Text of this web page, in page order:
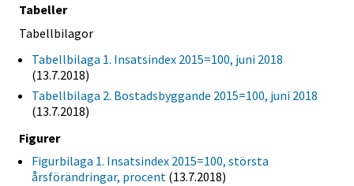
Tabeller
Tabellbilagor
Tabellbilaga 1. Insatsindex 2015=100, juni 2018
(13.7.2018)
Tabellbilaga 2. Bostadsbyggande 2015=100, juni 2018
(13.7.2018)
Figurer
Figurbilaga 1. Insatsindex 2015=100, största
årsförändringar, procent (13.7.2018)